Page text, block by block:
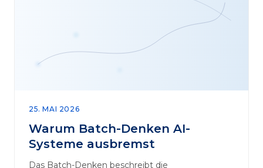
25. MAI 2026
Warum Batch-Denken AI-
Systeme ausbremst
Das Batch-Denken beschreibt die